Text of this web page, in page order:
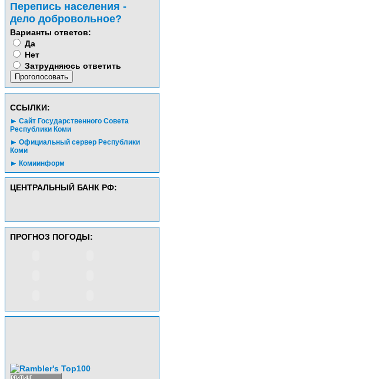
Перепись населения -
дело добровольное?
Варианты ответов:
Да
Нет
Затрудняюсь ответить
CСЫЛКИ:
Сайт Государственного Совета
Республики Коми
Официальный сервер Республики
Коми
Комиинформ
ЦЕНТРАЛЬНЫЙ БАНК РФ:
ПРОГНОЗ ПОГОДЫ: